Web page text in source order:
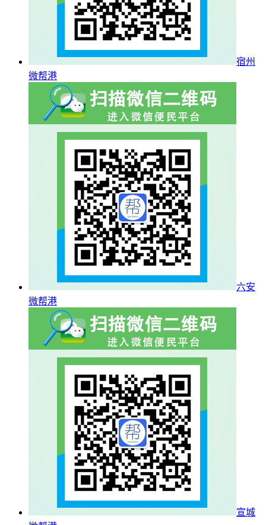
宿州
微帮港
六安
微帮港
宣城